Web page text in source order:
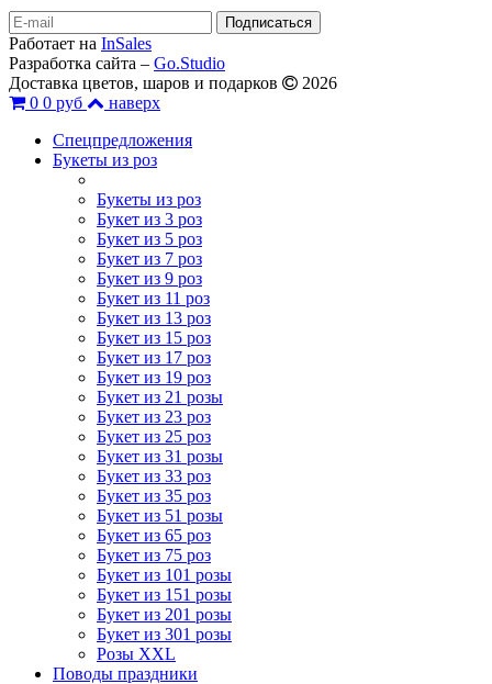
Работает на InSales
Разработка сайта – Go.Studio
Доставка цветов, шаров и подарков
2026
0 0 руб
наверх
Спецпредложения
Букеты из роз
Букеты из роз
Букет из 3 роз
Букет из 5 роз
Букет из 7 роз
Букет из 9 роз
Букет из 11 роз
Букет из 13 роз
Букет из 15 роз
Букет из 17 роз
Букет из 19 роз
Букет из 21 розы
Букет из 23 роз
Букет из 25 роз
Букет из 31 розы
Букет из 33 роз
Букет из 35 роз
Букет из 51 розы
Букет из 65 роз
Букет из 75 роз
Букет из 101 розы
Букет из 151 розы
Букет из 201 розы
Букет из 301 розы
Розы XXL
Поводы праздники